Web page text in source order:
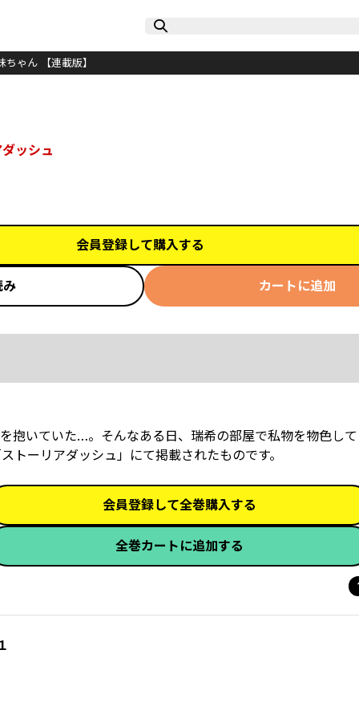
ゃん 【連載版】
ッシュ
会員登録して購入する
み カートに追加
いていた…。そんなある日、瑞希の部屋で私物を物色し
ーリアダッシュ」にて掲載されたものです。
会員登録して全巻購入する
全巻カートに追加する